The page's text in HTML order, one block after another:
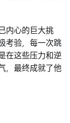
内心的巨大挑
考验，每一次跳
在这些压力和逆
，最终成就了他